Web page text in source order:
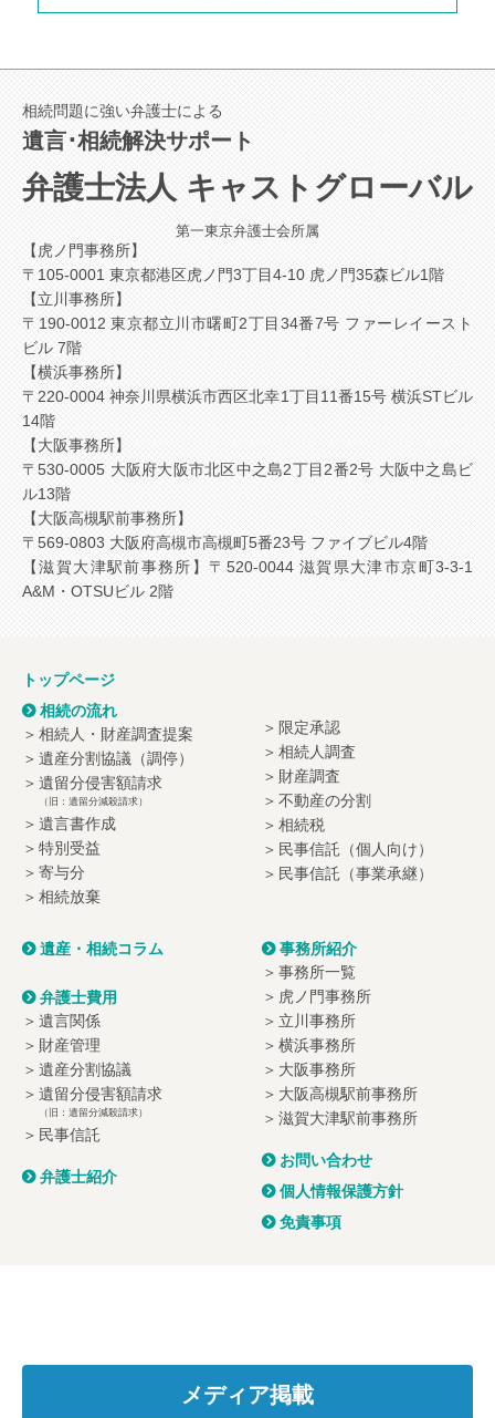
相続問題に強い弁護士による
遺言･相続解決サポート
弁護士法人 キャストグローバル
第一東京弁護士会所属
【虎ノ門事務所】
〒105-0001 東京都港区虎ノ門3丁目4-10 虎ノ門35森ビル1階
【立川事務所】
〒190-0012 東京都立川市曙町2丁目34番7号 ファーレイースト
ビル 7階
【横浜事務所】
〒220-0004 神奈川県横浜市西区北幸1丁目11番15号 横浜STビル
14階
【大阪事務所】
〒530-0005 大阪府大阪市北区中之島2丁目2番2号 大阪中之島ビ
ル13階
【大阪高槻駅前事務所】
〒569-0803 大阪府高槻市高槻町5番23号 ファイブビル4階
【滋賀大津駅前事務所】 〒520-0044 滋賀県大津市京町3-3-1
A&M・OTSUビル 2階
トップページ
相続の流れ
相続人・財産調査提案
遺産分割協議（調停）
遺留分侵害額請求
（旧：遺留分減殺請求）
遺言書作成
特別受益
寄与分
相続放棄
限定承認
相続人調査
財産調査
不動産の分割
相続税
民事信託（個人向け）
民事信託（事業承継）
遺産・相続コラム
弁護士費用
遺言関係
財産管理
遺産分割協議
遺留分侵害額請求
（旧：遺留分減殺請求）
民事信託
弁護士紹介
事務所紹介
事務所一覧
虎ノ門事務所
立川事務所
横浜事務所
大阪事務所
大阪高槻駅前事務所
滋賀大津駅前事務所
お問い合わせ
個人情報保護方針
免責事項
メディア掲載